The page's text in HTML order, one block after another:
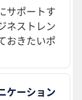
サポートす
ネストレン
おきたいポ
ケーション